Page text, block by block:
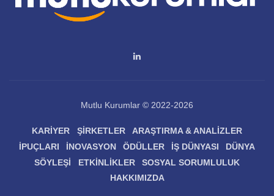
Mutlu Kurumlar © 2022-2026
KARIYER ŞIRKETLER
ARAŞTIRMA & ANALIZLER
İPUÇLARI
İNOVASYON ÖDÜLLER İŞ DÜNYASI
DÜNYA
SÖYLEŞI
ETKINLIKLER
SOSYAL SORUMLULUK
HAKKIMIZDA